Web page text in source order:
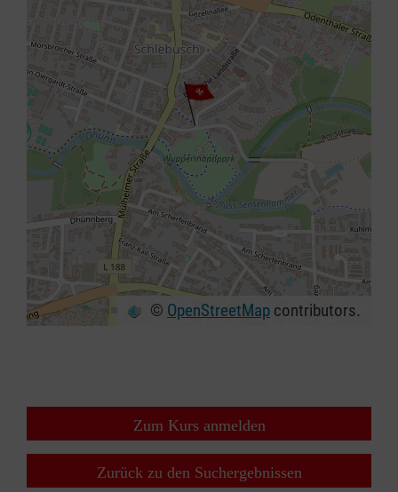
© OpenStreetMap contributors.
Zum Kurs anmelden
Zurück zu den Suchergebnissen